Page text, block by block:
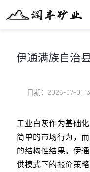
伊通满族自治
日期：2026-07-01
工业白灰作为基础
简单的市场行为，
的结构性结果。伊
供模式下的报价策